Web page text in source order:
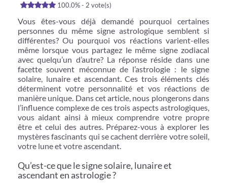
100.0% - 2 vote(s)
Vous êtes-vous déjà demandé pourquoi certaines
personnes du même signe astrologique semblent si
différentes? Ou pourquoi vos réactions varient-elles
même lorsque vous partagez le même signe zodiacal
avec quelqu’un d’autre? La réponse réside dans une
facette souvent méconnue de l’astrologie : le signe
solaire, lunaire et ascendant. Ces trois éléments clés
déterminent votre personnalité et vos réactions de
manière unique. Dans cet article, nous plongerons dans
l’influence complexe de ces trois aspects astrologiques,
vous aidant ainsi à mieux comprendre votre propre
être et celui des autres. Préparez-vous à explorer les
mystères fascinants qui se cachent derrière votre soleil,
votre lune et votre ascendant.
Qu’est-ce que le signe solaire, lunaire et
ascendant en astrologie ?